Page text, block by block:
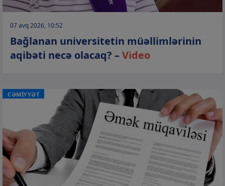
07 avq 2026, 10:52
Bağlanan universitetin müəllimlərinin
aqibəti necə olacaq? –Video
CƏMİYYƏT